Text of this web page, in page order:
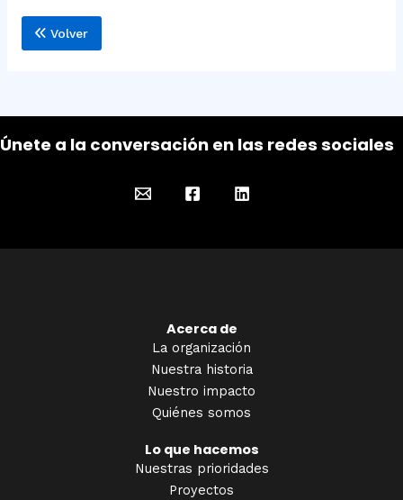
Volver
Únete a la conversación en las redes sociales
Acerca de
La organización
Nuestra historia
Nuestro impacto
Quiénes somos
Lo que hacemos
Nuestras prioridades
Proyectos